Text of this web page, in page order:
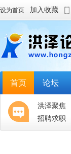
设为首页 加入收藏
首页 论坛
洪泽聚焦
招聘求职